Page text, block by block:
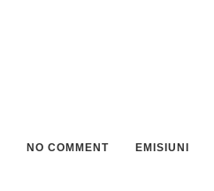
NO COMMENT EMISIUNI